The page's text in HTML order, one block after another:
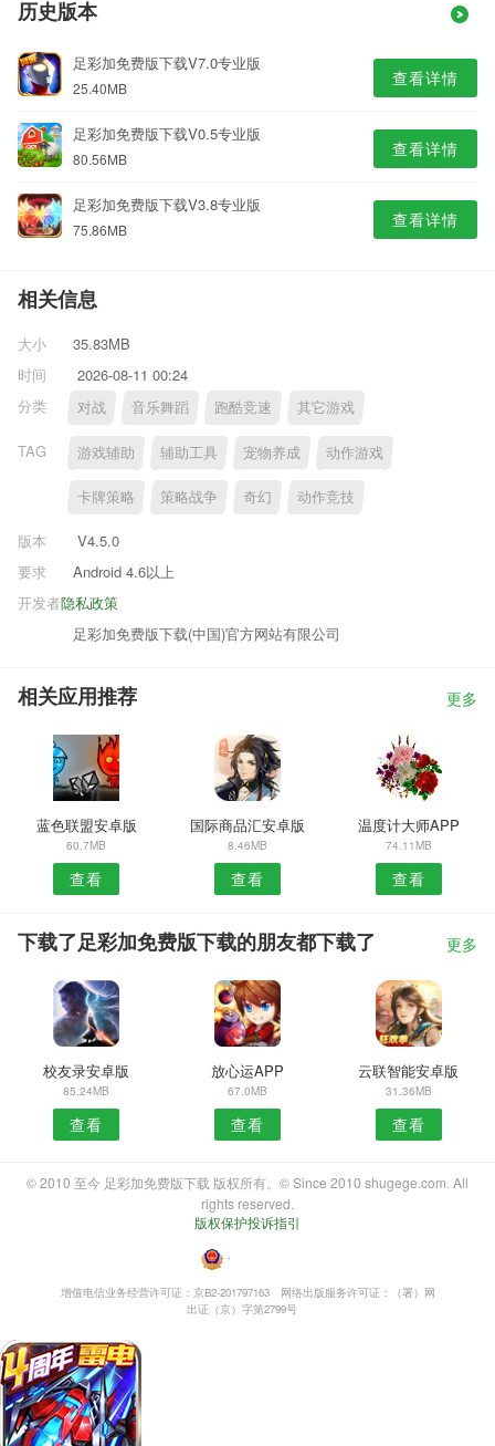
历史版本
足彩加免费版下载V7.0专业版
25.40MB 查看详情
足彩加免费版下载V0.5专业版
80.56MB 查看详情
足彩加免费版下载V3.8专业版
75.86MB 查看详情
相关信息
大小
35.83MB
时间
2026-08-11 00:24
分类
对战 音乐舞蹈 跑酷竞速 其它游戏
TAG 游戏辅助 辅助工具 宠物养成 动作游戏
卡牌策略 策略战争 奇幻 动作竞技
版本
V4.5.0
要求
Android 4.6以上
隐私政策
开发者
足彩加免费版下载(中国)官方网站有限公司
相关应用推荐 更多
蓝色联盟安卓版
60.7MB
查看
国际商品汇安卓版
8.46MB
查看
温度计大师APP
74.11MB
查看
下载了足彩加免费版下载的朋友都下载了 更多
校友录安卓版
85.24MB
查看
放心运APP
67.0MB
查看
云联智能安卓版
31.36MB
查看
© 2010 至今 足彩加免费版下载 版权所有。© Since 2010 shugege.com. All
rights reserved.
版权保护投诉指引
・
增值电信业务经营许可证：京B2-201797163
网络出版服务许可证：（署）网
出证（京）字第2799号